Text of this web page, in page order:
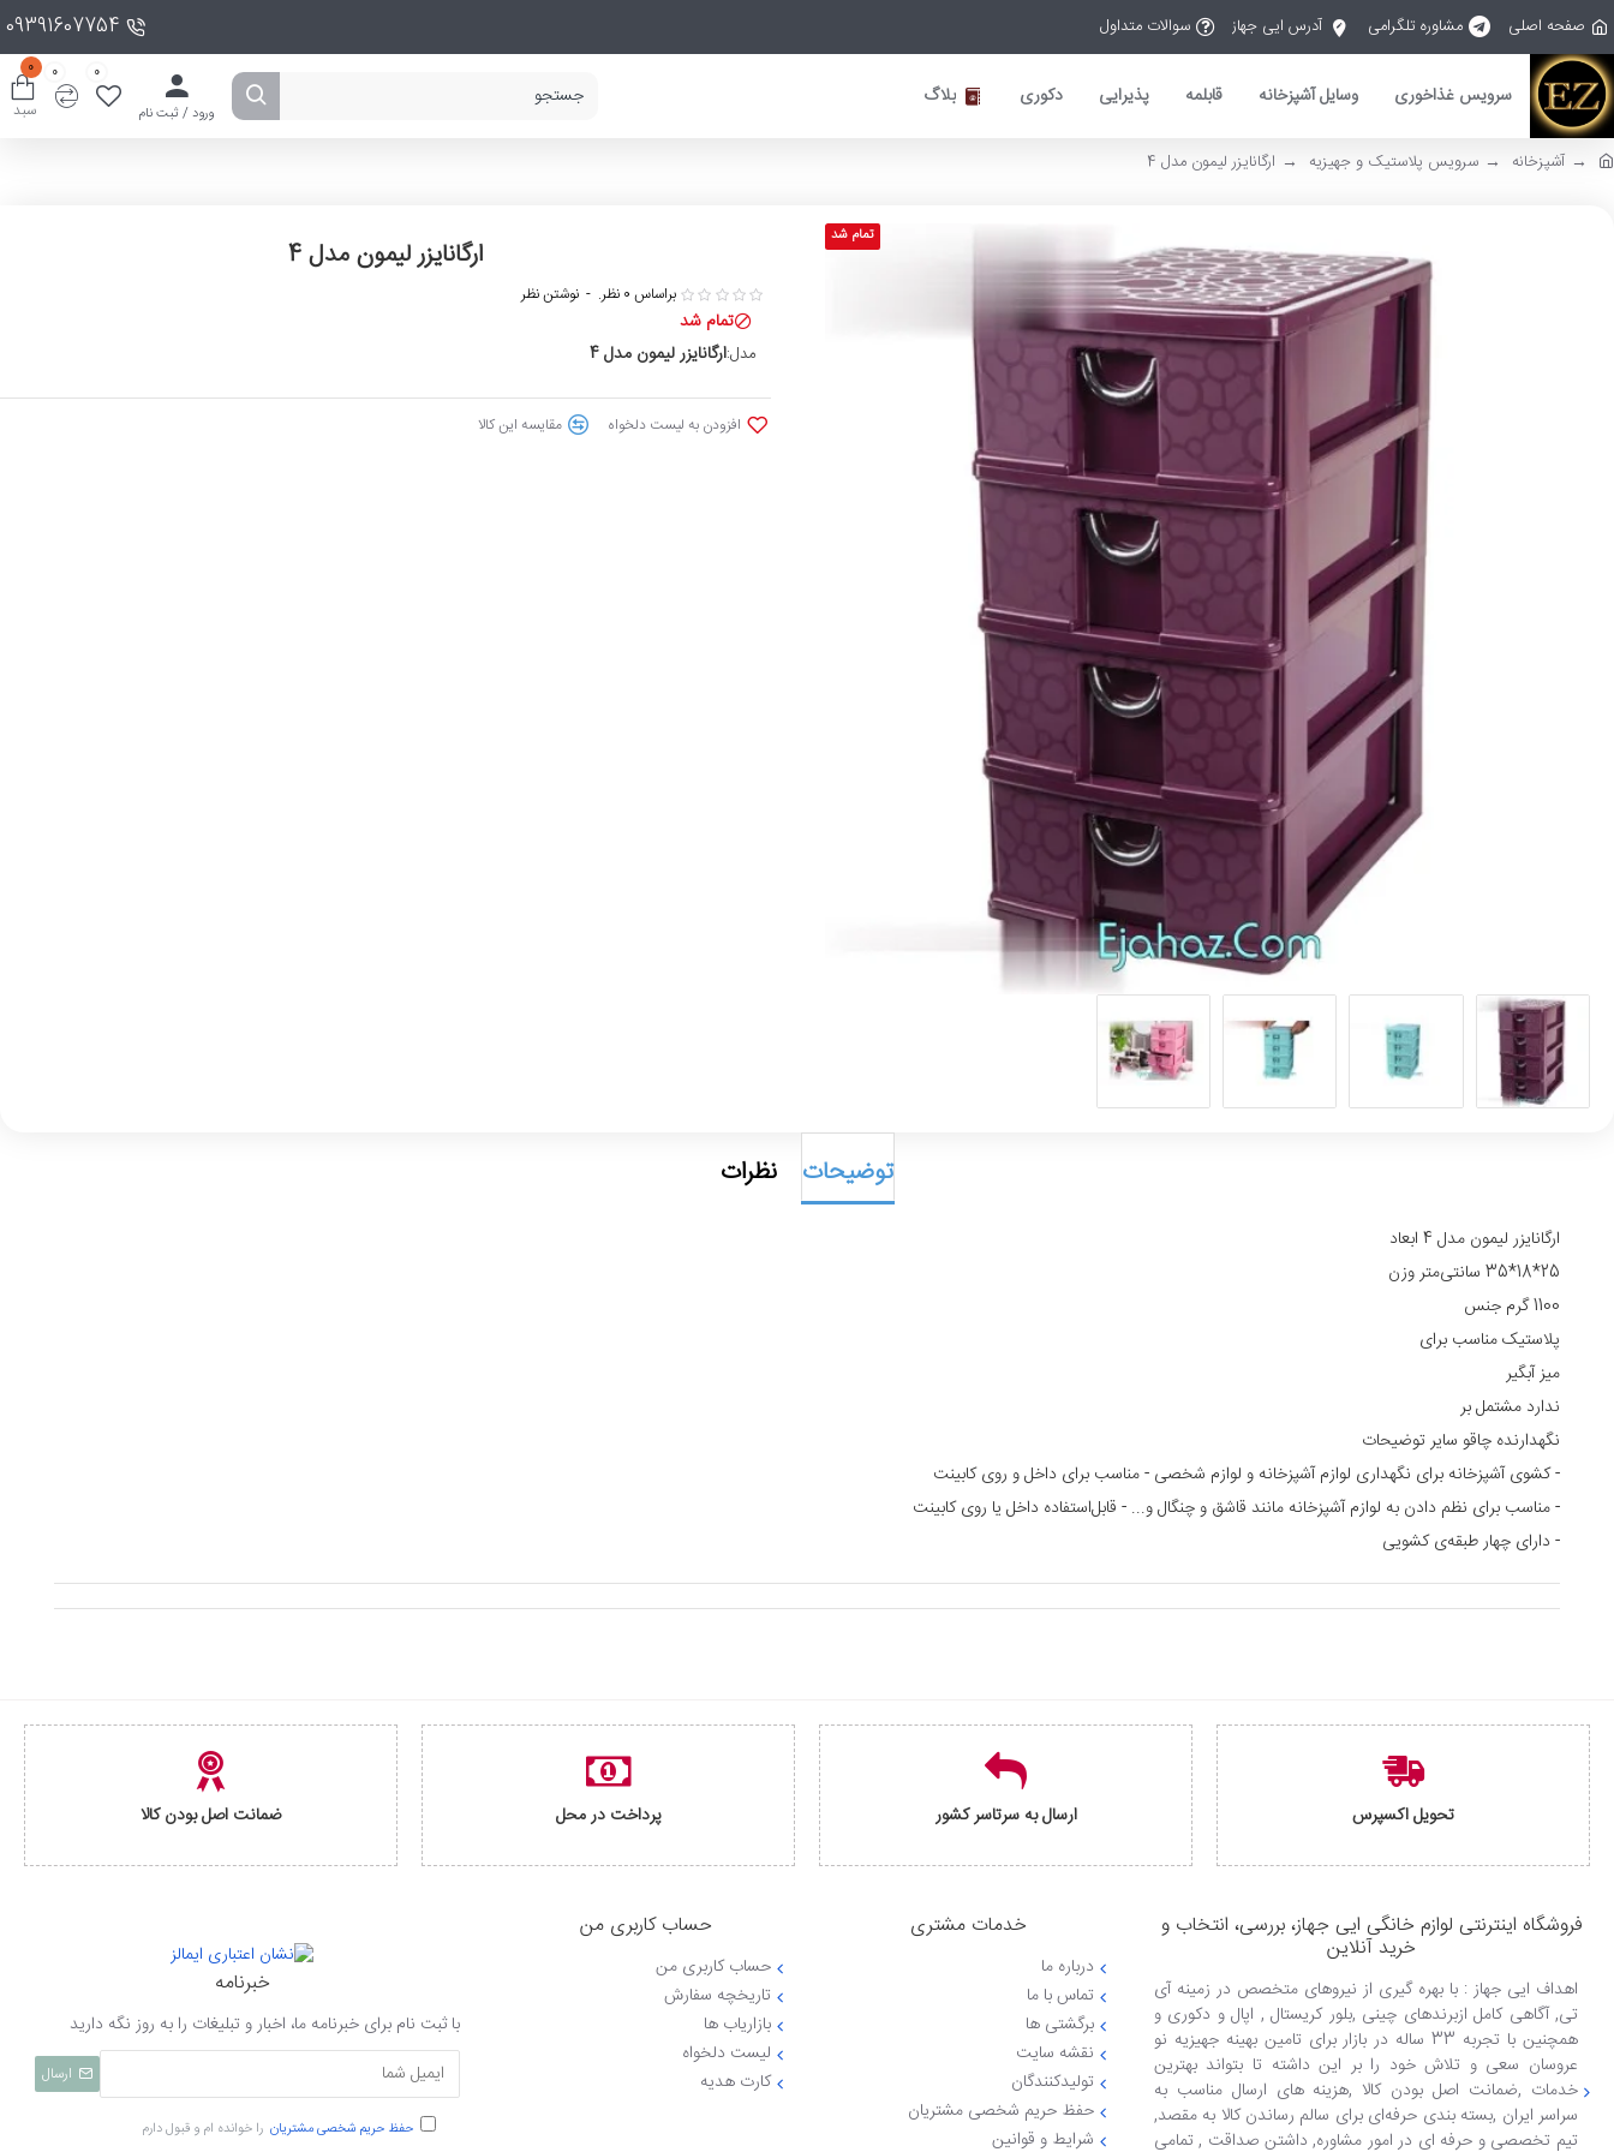
صفحه اصلی مشاوره تلگرامی آدرس ایی جهاز سوالات متداول 09391607754
سرویس غذاخوری وسایل آشپزخانه قابلمه پذیرایی دکوری بلاگ
ورود / ثبت نام
0
0
سبد
0
آشپزخانه سرویس پلاستیک و جهیزیه ارگانایزر لیمون مدل 4
تمام شد ارگانایزر لیمون مدل 4
تمام شد
مدل:ارگانایزر لیمون مدل 4
براساس 0 نظر. - نوشتن نظر
افزودن به لیست دلخواه مقایسه این کالا
توضیحات نظرات
ارگانایزر لیمون مدل 4 ابعاد
25*18*35 سانتی‌متر وزن
1100 گرم جنس
پلاستیک مناسب برای
میز آبگیر
ندارد مشتمل بر
نگهدارنده چاقو سایر توضیحات
- کشوی آشپزخانه برای نگهداری لوازم آشپزخانه و لوازم شخصی - مناسب برای داخل و روی کابینت
- مناسب برای نظم دادن به لوازم آشپزخانه مانند قاشق و چنگال و... - قابل‌استفاده داخل یا روی کابینت
- دارای چهار طبقه‌ی کشویی
تحویل اکسپرس ارسال به سرتاسر کشور پرداخت در محل ضمانت اصل بودن کالا
فروشگاه اینترنتی لوازم خانگی ایی جهاز، بررسی، انتخاب و
خرید آنلاین
اهداف ایی جهاز : با بهره گیری از نیروهای متخصص در زمینه آی
تی, آگاهی کامل ازبرندهای چینی ,بلور کریستال , اپال و دکوری و
همچنین با تجربه 33 ساله در بازار برای تامین بهینه جهیزیه نو
عروسان سعی و تلاش خود را بر این داشته تا بتواند بهترین
خدمات ,ضمانت اصل بودن کالا ,هزینه های ارسال مناسب به
سراسر ایران ,بسته بندی حرفه‌ای برای سالم رساندن کالا به مقصد,
تیم تخصصی و حرفه ای در امور مشاوره, داشتن صداقت , تمامی
خدمات مشتری
درباره ما
تماس با ما
برگشتی ها
نقشه سایت
تولیدکنندگان
حفظ حریم شخصی مشتریان
شرایط و قوانین
حساب کاربری من
حساب کاربری من
تاریخچه سفارش
بازاریاب ها
لیست دلخواه
کارت هدیه
خبرنامه
با ثبت نام برای خبرنامه ما، اخبار و تبلیغات را به روز نگه دارید
ارسال
حفظ حریم شخصی مشتریان را خوانده ام و قبول دارم